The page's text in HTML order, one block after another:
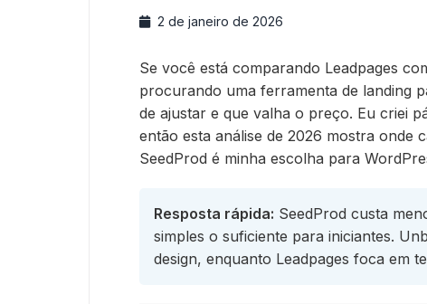
2 de janeiro de 2026
Se você está comparando Leadpages
procurando uma ferramenta de landing
de ajustar e que valha o preço. Eu criei
então esta análise de 2026 mostra onde
SeedProd é minha escolha para
Resposta rápida: SeedProd custa
simples o suficiente para iniciantes.
design, enquanto Leadpages foca em